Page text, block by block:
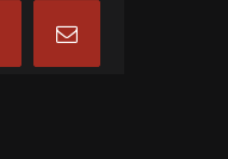
Email